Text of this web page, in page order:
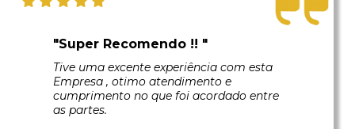
"Super Recomendo !! "
Tive uma excente experiência com esta
Empresa , otimo atendimento e
cumprimento no que foi acordado entre
as partes.